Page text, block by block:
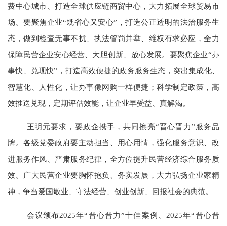
费中心城市、打造全球供应链商贸中心，大力拓展全球贸易市
场。要聚焦企业“既省心又安心”，打造公正透明的法治服务生
态，做到检查无事不扰、执法管罚并举、维权有求必应，全力
保障民营企业安心经营、大胆创新、放心发展。要聚焦企业“办
事快、兑现快”，打造高效便捷的政务服务生态，突出集成化、
智慧化、人性化，让办事像网购一样便捷；科学制定政策，高
效推送兑现，定期评估效能，让企业早受益、真解渴。
王明元要求，要政企携手，共同擦亮“晋心晋力”服务品
牌。各级党委政府要主动担当、用心用情，强化服务意识、改
进服务作风、严肃服务纪律，全方位提升民营经济综合服务质
效。广大民营企业要胸怀抱负、务实发展，大力弘扬企业家精
神，争当爱国敬业、守法经营、创业创新、回报社会的典范。
会议颁布2025年“晋心晋力”十佳案例、2025年“晋心晋